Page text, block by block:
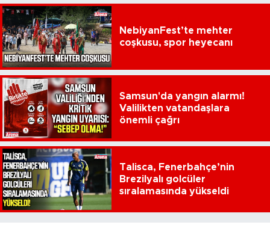
NebiyanFest’te mehter
coşkusu, spor heyecanı
Samsun'da yangın alarmı!
Valilikten vatandaşlara
önemli çağrı
Talisca, Fenerbahçe’nin
Brezilyalı golcüler
sıralamasında yükseldi